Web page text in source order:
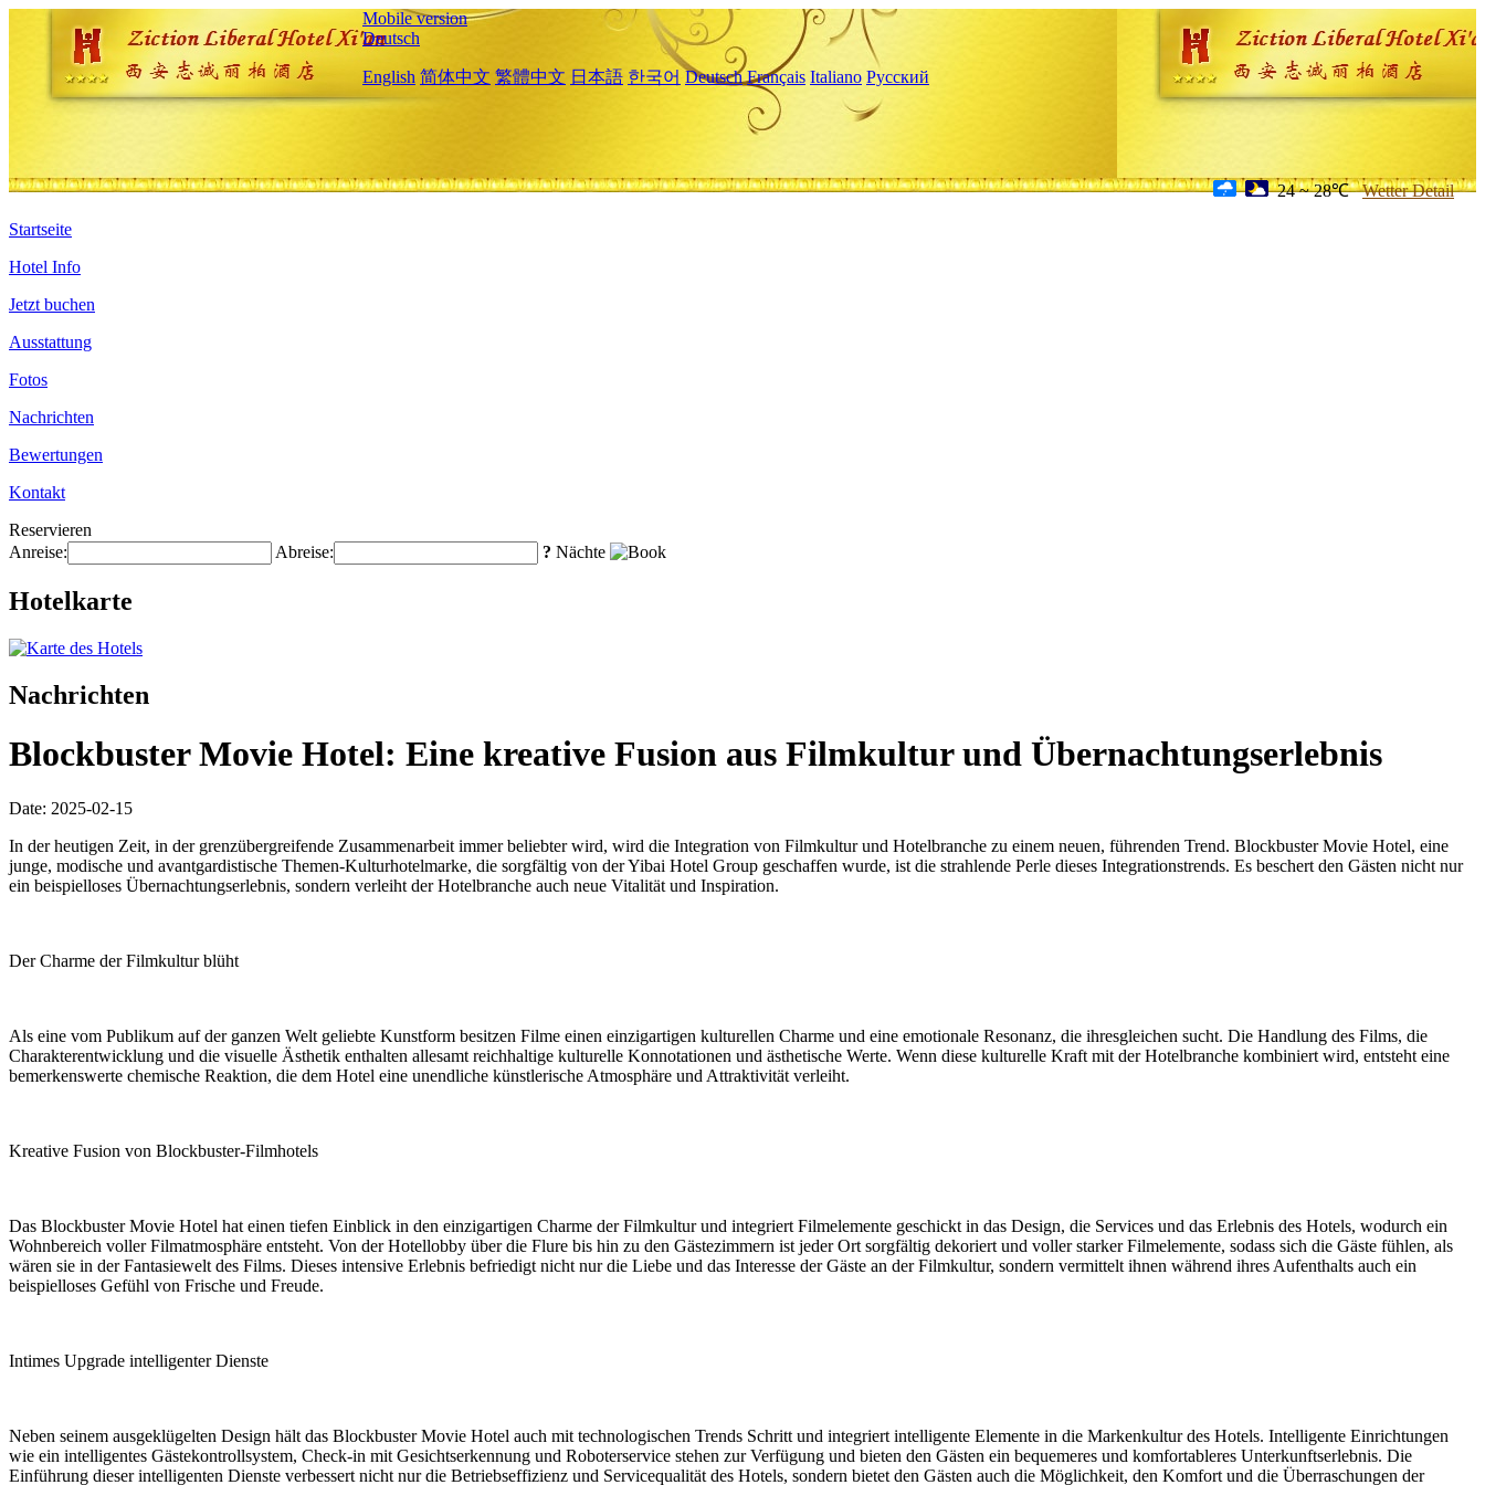
Mobile version
Deutsch
English 简体中文 繁體中文 日本語 한국어 Deutsch Français Italiano Русский
24 ~ 28℃ Wetter Detail
Startseite
Hotel Info
Jetzt buchen
Ausstattung
Fotos
Nachrichten
Bewertungen
Kontakt
Reservieren
Anreise:
Abreise: ? Nächte
Hotelkarte
Nachrichten
Blockbuster Movie Hotel: Eine kreative Fusion aus Filmkultur und Übernachtungserlebnis
Date: 2025-02-15
In der heutigen Zeit, in der grenzübergreifende Zusammenarbeit immer beliebter wird, wird die Integration von Filmkultur und Hotelbranche zu einem neuen, führenden Trend. Blockbuster Movie Hotel, eine
junge, modische und avantgardistische Themen-Kulturhotelmarke, die sorgfältig von der Yibai Hotel Group geschaffen wurde, ist die strahlende Perle dieses Integrationstrends. Es beschert den Gästen nicht nur
ein beispielloses Übernachtungserlebnis, sondern verleiht der Hotelbranche auch neue Vitalität und Inspiration.
Der Charme der Filmkultur blüht
Als eine vom Publikum auf der ganzen Welt geliebte Kunstform besitzen Filme einen einzigartigen kulturellen Charme und eine emotionale Resonanz, die ihresgleichen sucht. Die Handlung des Films, die
Charakterentwicklung und die visuelle Ästhetik enthalten allesamt reichhaltige kulturelle Konnotationen und ästhetische Werte. Wenn diese kulturelle Kraft mit der Hotelbranche kombiniert wird, entsteht eine
bemerkenswerte chemische Reaktion, die dem Hotel eine unendliche künstlerische Atmosphäre und Attraktivität verleiht.
Kreative Fusion von Blockbuster-Filmhotels
Das Blockbuster Movie Hotel hat einen tiefen Einblick in den einzigartigen Charme der Filmkultur und integriert Filmelemente geschickt in das Design, die Services und das Erlebnis des Hotels, wodurch ein
Wohnbereich voller Filmatmosphäre entsteht. Von der Hotellobby über die Flure bis hin zu den Gästezimmern ist jeder Ort sorgfältig dekoriert und voller starker Filmelemente, sodass sich die Gäste fühlen, als
wären sie in der Fantasiewelt des Films. Dieses intensive Erlebnis befriedigt nicht nur die Liebe und das Interesse der Gäste an der Filmkultur, sondern vermittelt ihnen während ihres Aufenthalts auch ein
beispielloses Gefühl von Frische und Freude.
Intimes Upgrade intelligenter Dienste
Neben seinem ausgeklügelten Design hält das Blockbuster Movie Hotel auch mit technologischen Trends Schritt und integriert intelligente Elemente in die Markenkultur des Hotels. Intelligente Einrichtungen
wie ein intelligentes Gästekontrollsystem, Check-in mit Gesichtserkennung und Roboterservice stehen zur Verfügung und bieten den Gästen ein bequemeres und komfortableres Unterkunftserlebnis. Die
Einführung dieser intelligenten Dienste verbessert nicht nur die Betriebseffizienz und Servicequalität des Hotels, sondern bietet den Gästen auch die Möglichkeit, den Komfort und die Überraschungen der